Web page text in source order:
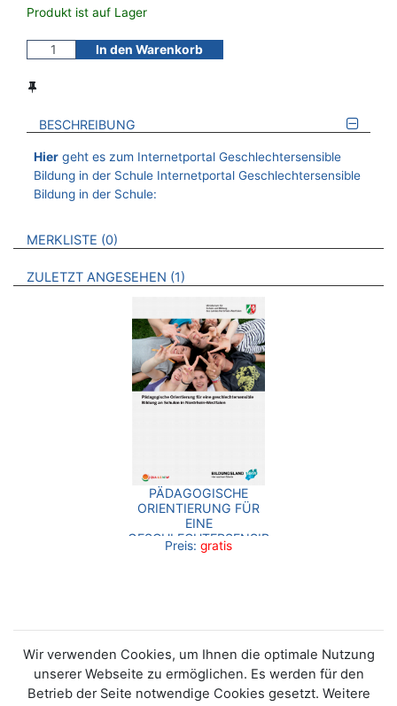
Produkt ist auf Lager
In den Warenkorb
BESCHREIBUNG
Hiergeht es zum Internetportal Geschlechtersensible
Bildung in der Schule Internetportal Geschlechtersensible
Bildung in der Schule:
VERWEISE AUF VERMERKTE- ODER ZULETZT ANGESEHENE
MERKLISTE 0 BROSCHÜREN
ZULETZT ANGESEHEN 1 BROSCHÜREN
PÄDAGOGISCHE
ORIENTIERUNG FÜR
EINE
GESCHLECHTERSENSIBLE
BILDUNG AN SCHULEN
Preis: gratis
Wir verwenden Cookies, um Ihnen die optimale Nutzung
unserer Webseite zu ermöglichen. Es werden für den
Betrieb der Seite notwendige Cookies gesetzt. Weitere